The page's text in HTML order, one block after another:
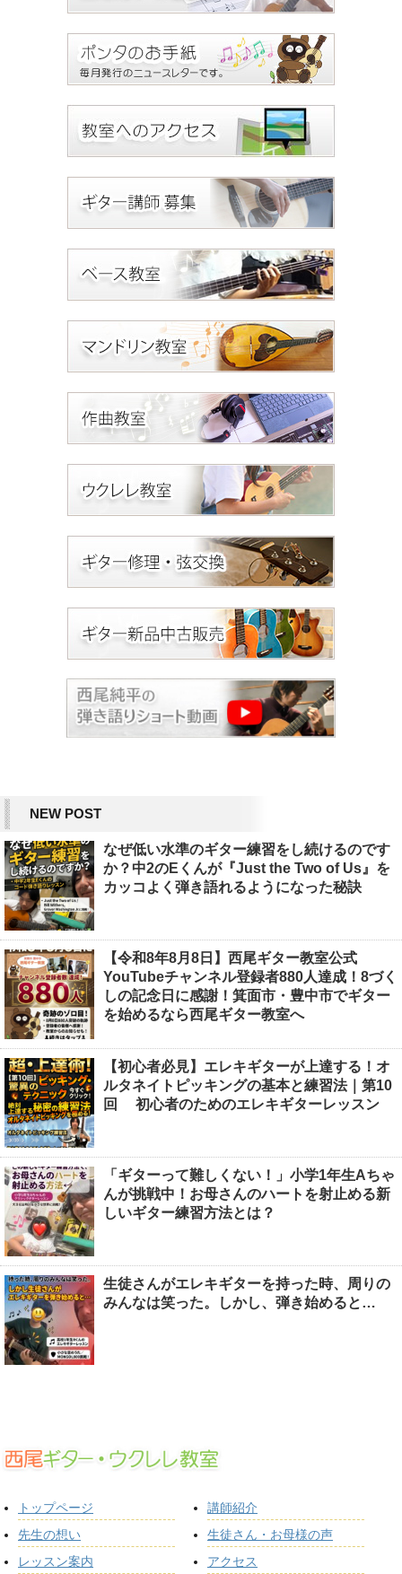
NEW POST
なぜ低い水準のギター練習をし続けるのです
か？中2のEくんが『Just the Two of Us』を
カッコよく弾き語れるようになった秘訣
【令和8年8月8日】西尾ギター教室公式
YouTubeチャンネル登録者880人達成！8づく
しの記念日に感謝！箕面市・豊中市でギター
を始めるなら西尾ギター教室へ
【初心者必見】エレキギターが上達する！オ
ルタネイトピッキングの基本と練習法｜第10
回 初心者のためのエレキギターレッスン
「ギターって難しくない！」小学1年生Aちゃ
んが挑戦中！お母さんのハートを射止める新
しいギター練習方法とは？
生徒さんがエレキギターを持った時、周りの
みんなは笑った。しかし、弾き始めると…
トップページ
先生の想い
レッスン案内
講師紹介
生徒さん・お母様の声
アクセス